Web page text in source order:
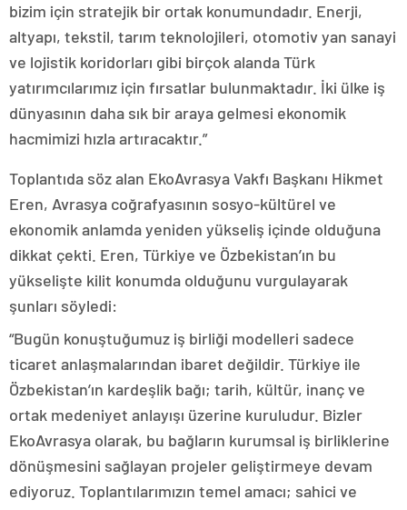
bizim için stratejik bir ortak konumundadır. Enerji,
altyapı, tekstil, tarım teknolojileri, otomotiv yan sanayi
ve lojistik koridorları gibi birçok alanda Türk
yatırımcılarımız için fırsatlar bulunmaktadır. İki ülke iş
dünyasının daha sık bir araya gelmesi ekonomik
hacmimizi hızla artıracaktır.”
Toplantıda söz alan EkoAvrasya Vakfı Başkanı Hikmet
Eren, Avrasya coğrafyasının sosyo-kültürel ve
ekonomik anlamda yeniden yükseliş içinde olduğuna
dikkat çekti. Eren, Türkiye ve Özbekistan’ın bu
yükselişte kilit konumda olduğunu vurgulayarak
şunları söyledi:
“Bugün konuştuğumuz iş birliği modelleri sadece
ticaret anlaşmalarından ibaret değildir. Türkiye ile
Özbekistan’ın kardeşlik bağı; tarih, kültür, inanç ve
ortak medeniyet anlayışı üzerine kuruludur. Bizler
EkoAvrasya olarak, bu bağların kurumsal iş birliklerine
dönüşmesini sağlayan projeler geliştirmeye devam
ediyoruz. Toplantılarımızın temel amacı; sahici ve